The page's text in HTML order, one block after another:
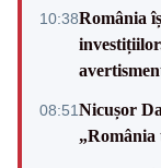
10:38România
08:51Nicușor
„România